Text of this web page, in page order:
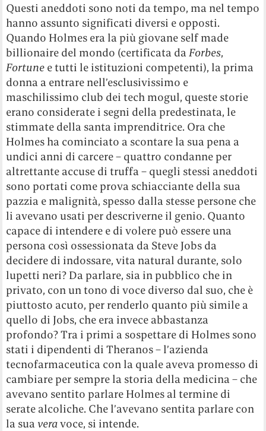
Questi aneddoti sono noti da tempo, ma nel tempo
hanno assunto significati diversi e opposti.
Quando Holmes era la più giovane self made
billionaire del mondo (certificata daForbes,
Fortune e tutti le istituzioni competenti), la prima
donna a entrare nell’esclusivissimo e
maschilissimo club dei tech mogul, queste storie
erano considerate i segni della predestinata, le
stimmate della santa imprenditrice. Ora che
Holmes ha cominciato a scontare la sua pena a
undici anni di carcere – quattro condanne per
altrettante accuse di truffa – quegli stessi aneddoti
sono portati come prova schiacciante della sua
pazzia e malignità, spesso dalla stesse persone che
li avevano usati per descriverne il genio. Quanto
capace di intendere e di volere può essere una
persona così ossessionata da Steve Jobs da
decidere di indossare, vita natural durante, solo
lupetti neri? Da parlare, sia in pubblico che in
privato, con un tono di voce diverso dal suo, che è
piuttosto acuto, per renderlo quanto più simile a
quello di Jobs, che era invece abbastanza
profondo? Tra i primi a sospettare di Holmes sono
stati i dipendenti di Theranos – l’azienda
tecnofarmaceutica con la quale aveva promesso di
cambiare per sempre la storia della medicina – che
avevano sentito parlare Holmes al termine di
serate alcoliche. Che l’avevano sentita parlare con
la sua veravoce, si intende.